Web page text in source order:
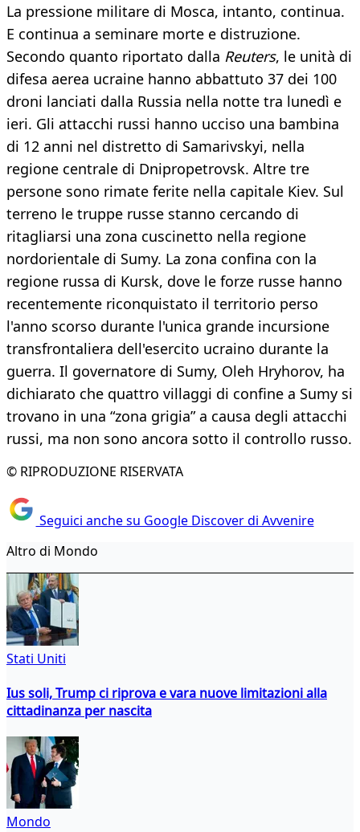
La pressione militare di Mosca, intanto, continua.
E continua a seminare morte e distruzione.
Secondo quanto riportato dalla Reuters, le unità di
difesa aerea ucraine hanno abbattuto 37 dei 100
droni lanciati dalla Russia nella notte tra lunedì e
ieri. Gli attacchi russi hanno ucciso una bambina
di 12 anni nel distretto di Samarivskyi, nella
regione centrale di Dnipropetrovsk. Altre tre
persone sono rimate ferite nella capitale Kiev. Sul
terreno le truppe russe stanno cercando di
ritagliarsi una zona cuscinetto nella regione
nordorientale di Sumy. La zona confina con la
regione russa di Kursk, dove le forze russe hanno
recentemente riconquistato il territorio perso
l'anno scorso durante l'unica grande incursione
transfrontaliera dell'esercito ucraino durante la
guerra. Il governatore di Sumy, Oleh Hryhorov, ha
dichiarato che quattro villaggi di confine a Sumy si
trovano in una “zona grigia” a causa degli attacchi
russi, ma non sono ancora sotto il controllo russo.
© RIPRODUZIONE RISERVATA
Seguici anche su Google Discover di Avvenire
Altro di Mondo
Stati Uniti
Ius soli, Trump ci riprova e vara nuove limitazioni alla
cittadinanza per nascita
Mondo